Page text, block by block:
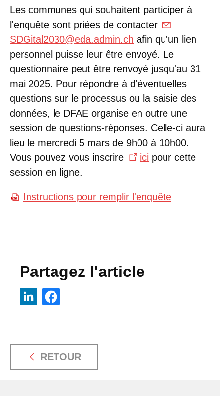
Les communes qui souhaitent participer à
l'enquête sont priées de contacter
SDGital2030@eda.admin.ch afin qu'un lien
personnel puisse leur être envoyé. Le
questionnaire peut être renvoyé jusqu'au 31
mai 2025. Pour répondre à d'éventuelles
questions sur le processus ou la saisie des
données, le DFAE organise en outre une
session de questions-réponses. Celle-ci aura
lieu le mercredi 5 mars de 9h00 à 10h00.
Vous pouvez vous inscrire
ici pour cette
session en ligne.
Instructions pour remplir l'enquête
Partagez l'article
RETOUR